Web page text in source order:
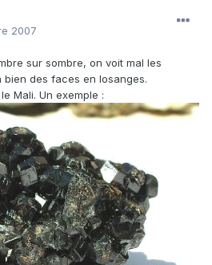
2007
sur sombre, on voit mal les
des faces en losanges.
Mali. Un exemple :